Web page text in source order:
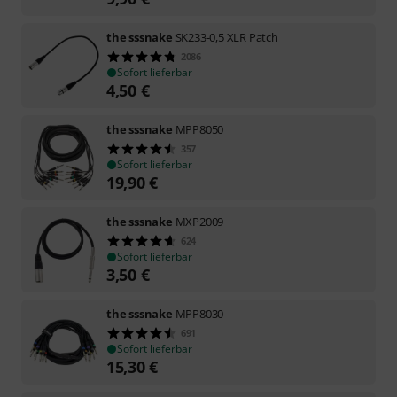
the sssnake SK233-0,5 XLR Patch
2086
Sofort lieferbar
4,50 €
the sssnake MPP8050
357
Sofort lieferbar
19,90€
the sssnake MXP2009
624
Sofort lieferbar
3,50 €
the sssnake MPP8030
691
Sofort lieferbar
15,30€